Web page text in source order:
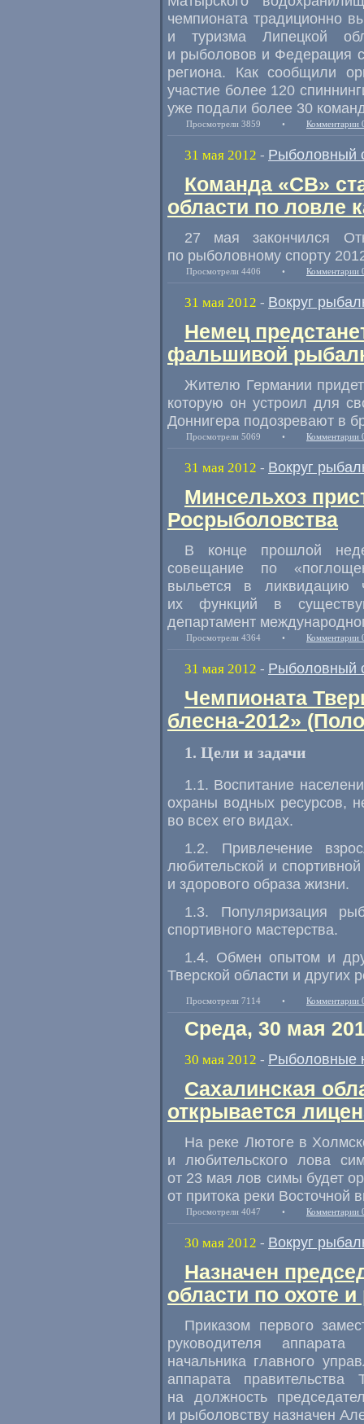
чемпионата традиционно
и туризма Липецкой
и рыболовов и Федерация
региона. Как сообщили
участие более 120
уже подали более 30
Просмотрели 3859 • Комментарии
31 мая 2012 - Рыболовный
Команда «СВ»
области по ловле
27 мая закончился
по рыболовному спорту
Просмотрели 4406 • Комментарии
31 мая 2012 - Вокруг
Немец
фальшивой
Жителю Германии
которую он устроил для
Доннигера подозревают в
Просмотрели 5069 • Комментарии
31 мая 2012 - Вокруг
Минсельхоз
Росрыболовства
В конце прошлой
совещание по
выльется в ликвидацию
их функций в
департамент
Просмотрели 4364 • Комментарии
31 мая 2012 - Рыболовный
Чемпионата
блесна-2012»
1. Цели и задачи
1.1. Воспитание
охраны водных ресурсов,
во всех его видах.
1.2. Привлечение
любительской и
и здорового образа жизни.
1.3. Популяризация
спортивного мастерства.
1.4. Обмен опытом и
Тверской области и других
Просмотрели 7114 • Комментарии
Среда, 30 мая
30 мая 2012 - Рыболовные
Сахалинская
открывается
На реке Лютоге в
и любительского лова
от 23 мая лов симы будет
от притока реки Восточной
Просмотрели 4047 • Комментарии
30 мая 2012 - Вокруг
Назначен
области по охоте
Приказом первого
руководителя
начальника главного
аппарата правительства
на должность
и рыболовству назначен